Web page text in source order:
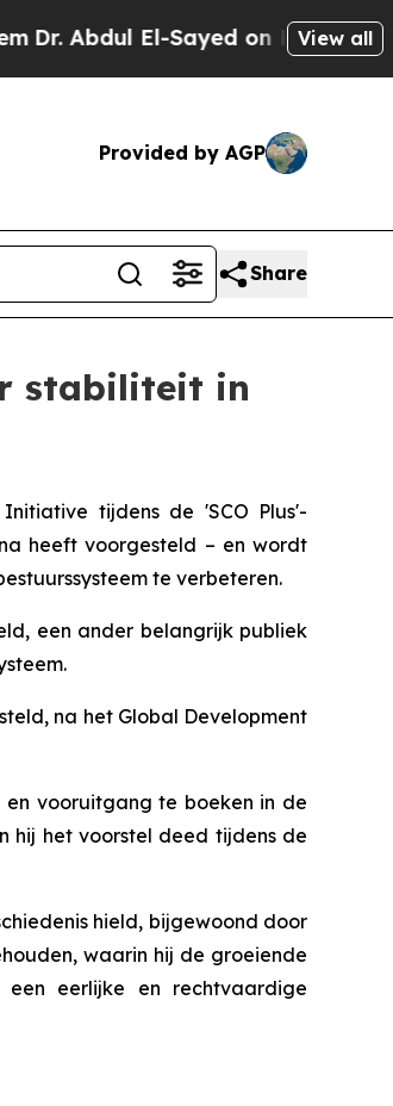
El-Sayed on Historic Michigan
View all
Provided by AGP
Share
stabiliteit in
tijdens de 'SCO Plus'-
heeft voorgesteld – en wordt
te verbeteren.
een ander belangrijk publiek
na het Global Development
vooruitgang te boeken in de
hij het voorstel deed tijdens de
hield, bijgewoond door
waarin hij de groeiende
eerlijke en rechtvaardige